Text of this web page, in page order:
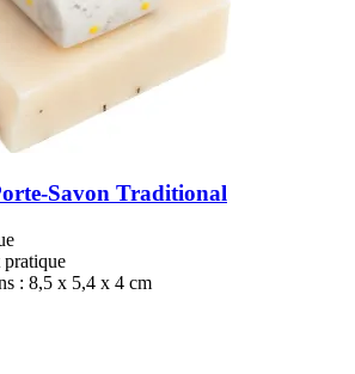
​Savon Traditional
pratique
: 8,5 x 5,4 x 4 cm